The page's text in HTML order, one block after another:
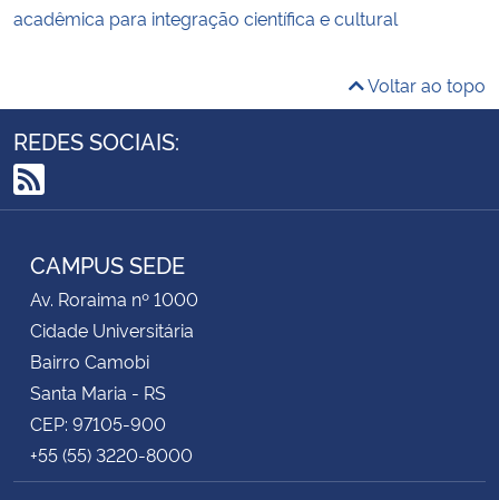
acadêmica para integração científica e cultural
Voltar ao topo
REDES SOCIAIS:
RSS
CAMPUS SEDE
Av. Roraima nº 1000
Cidade Universitária
Bairro Camobi
Santa Maria - RS
CEP: 97105-900
+55 (55) 3220-8000